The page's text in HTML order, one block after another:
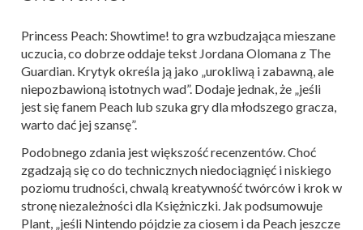
Princess Peach: Showtime! to gra wzbudzająca mieszane
uczucia, co dobrze oddaje tekst Jordana Olomana z The
Guardian. Krytyk określa ją jako „urokliwą i zabawną, ale
niepozbawioną istotnych wad”. Dodaje jednak, że „jeśli
jest się fanem Peach lub szuka gry dla młodszego gracza,
warto dać jej szansę”.
Podobnego zdania jest większość recenzentów. Choć
zgadzają się co do technicznych niedociągnięć i niskiego
poziomu trudności, chwalą kreatywność twórców i krok w
stronę niezależności dla Księżniczki. Jak podsumowuje
Plant, „jeśli Nintendo pójdzie za ciosem i da Peach jeszcze